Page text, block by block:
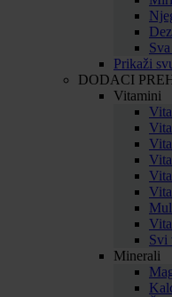
Prikaži
DODACI
Vitamini
Svi
Minerali